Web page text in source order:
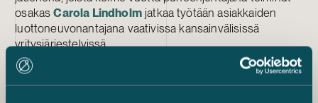
osakasCarola Lindholmjatkaa työtään asiakkaiden
luottoneuvonantajana vaativissa kansainvälisissä
yritysjärjestelyissä.
Palvelu